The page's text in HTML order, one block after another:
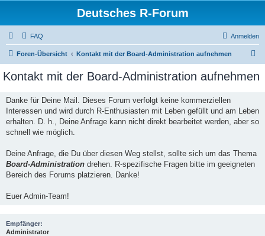
Deutsches R-Forum
FAQ Anmelden
Foren-Übersicht Kontakt mit der Board-Administration aufnehmen
c
e
Kontakt mit der Board-Administration aufnehmen
Danke für Deine Mail. Dieses Forum verfolgt keine kommerziellen
Interessen und wird durch R-Enthusiasten mit Leben gefüllt und am Leben
erhalten. D. h., Deine Anfrage kann nicht direkt bearbeitet werden, aber so
schnell wie möglich.
Deine Anfrage, die Du über diesen Weg stellst, sollte sich um das Thema
Board-Administration drehen. R-spezifische Fragen bitte im geeigneten
Bereich des Forums platzieren. Danke!
Euer Admin-Team!
Empfänger:
Administrator